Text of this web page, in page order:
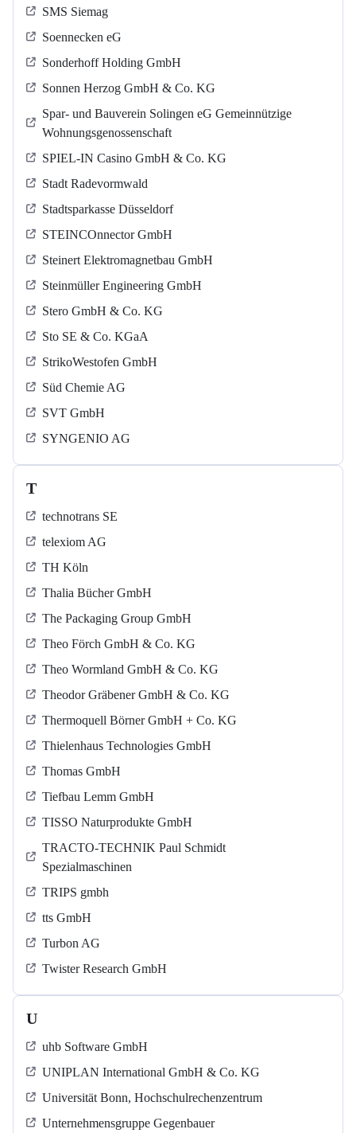
SMS Siemag
Soennecken eG
Sonderhoff Holding GmbH
Sonnen Herzog GmbH & Co. KG
Spar- und Bauverein Solingen eG Gemeinnützige
Wohnungsgenossenschaft
SPIEL-IN Casino GmbH & Co. KG
Stadt Radevormwald
Stadtsparkasse Düsseldorf
STEINCOnnector GmbH
Steinert Elektromagnetbau GmbH
Steinmüller Engineering GmbH
Stero GmbH & Co. KG
Sto SE & Co. KGaA
StrikoWestofen GmbH
Süd Chemie AG
SVT GmbH
SYNGENIO AG
T
technotrans SE
telexiom AG
TH Köln
Thalia Bücher GmbH
The Packaging Group GmbH
Theo Förch GmbH & Co. KG
Theo Wormland GmbH & Co. KG
Theodor Gräbener GmbH & Co. KG
Thermoquell Börner GmbH + Co. KG
Thielenhaus Technologies GmbH
Thomas GmbH
Tiefbau Lemm GmbH
TISSO Naturprodukte GmbH
TRACTO-TECHNIK Paul Schmidt
Spezialmaschinen
TRIPS gmbh
tts GmbH
Turbon AG
Twister Research GmbH
U
uhb Software GmbH
UNIPLAN International GmbH & Co. KG
Universität Bonn, Hochschulrechenzentrum
Unternehmensgruppe Gegenbauer